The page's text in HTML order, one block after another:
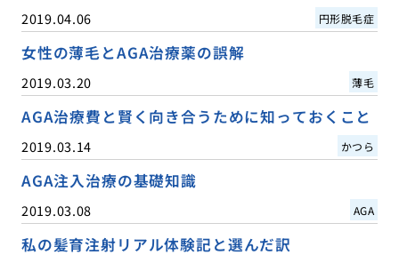
2019.04.06 円形脱毛症
女性の薄毛とAGA治療薬の誤解
2019.03.20 薄毛
AGA治療費と賢く向き合うために知っておくこと
2019.03.14 かつら
AGA注入治療の基礎知識
2019.03.08 AGA
私の髪育注射リアル体験記と選んだ訳